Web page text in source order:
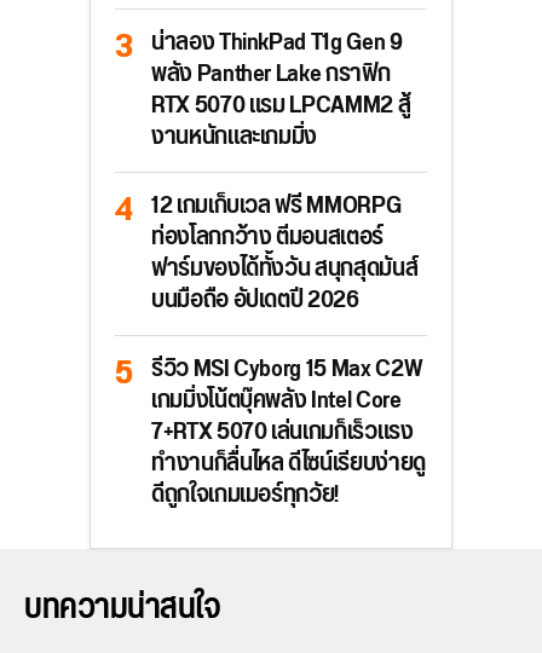
น่าลอง ThinkPad T1g Gen 9
พลัง Panther Lake กราฟิก
RTX 5070 แรม LPCAMM2 สู้
งานหนักและเกมมิ่ง
12 เกมเก็บเวล ฟรี MMORPG
ท่องโลกกว้าง ตีมอนสเตอร์
ฟาร์มของได้ทั้งวัน สนุกสุดมันส์
บนมือถือ อัปเดตปี 2026
รีวิว MSI Cyborg 15 Max C2W
เกมมิ่งโน้ตบุ๊คพลัง Intel Core
7+RTX 5070 เล่นเกมก็เร็วแรง
ทำงานก็ลื่นไหล ดีไซน์เรียบง่ายดู
ดีถูกใจเกมเมอร์ทุกวัย!
บทความน่าสนใจ